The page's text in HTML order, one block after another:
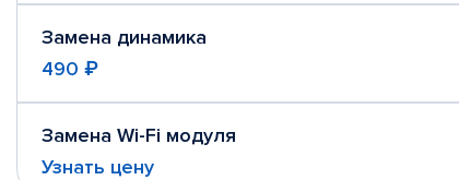
Замена динамика
490 ₽
Замена Wi-Fi модуля
Узнать цену